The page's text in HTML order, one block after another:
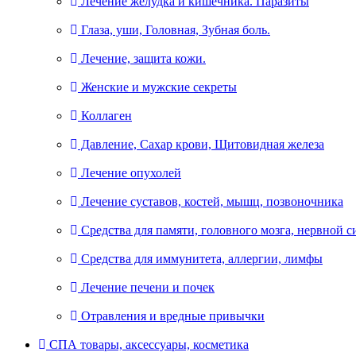
Глаза, уши, Головная, Зубная боль.
Лечение, защита кожи.
Женские и мужские секреты
Коллаген
Давление, Сахар крови, Щитовидная железа
Лечение опухолей
Лечение суставов, костей, мышц, позвоночника
Средства для памяти, головного мозга, нервной
Средства для иммунитета, аллергии, лимфы
Лечение печени и почек
Отравления и вредные привычки
СПА товары, аксессуары, косметика